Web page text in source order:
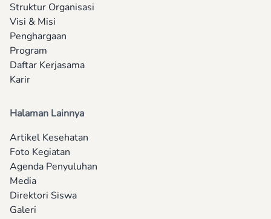
Struktur Organisasi
Visi & Misi
Penghargaan
Program
Daftar Kerjasama
Karir
Halaman Lainnya
Artikel Kesehatan
Foto Kegiatan
Agenda Penyuluhan
Media
Direktori Siswa
Galeri